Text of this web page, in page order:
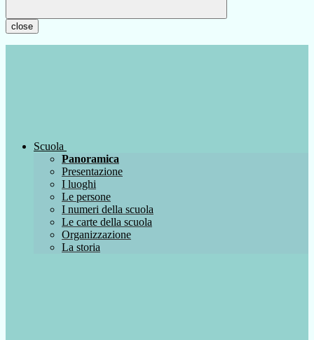
close
Scuola
Panoramica
Presentazione
I luoghi
Le persone
I numeri della scuola
Le carte della scuola
Organizzazione
La storia